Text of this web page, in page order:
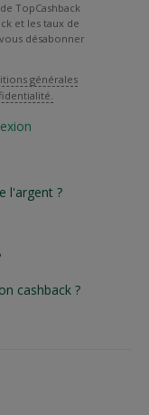
TopCashback
et les taux de
désabonner
générales
l'argent ?
cashback ?